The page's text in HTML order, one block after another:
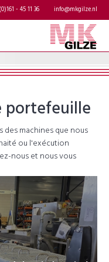
info@mkgilze.nl
- 45 11 36
portefeuille
machines que nous
ou l'exécution
nous et nous vous